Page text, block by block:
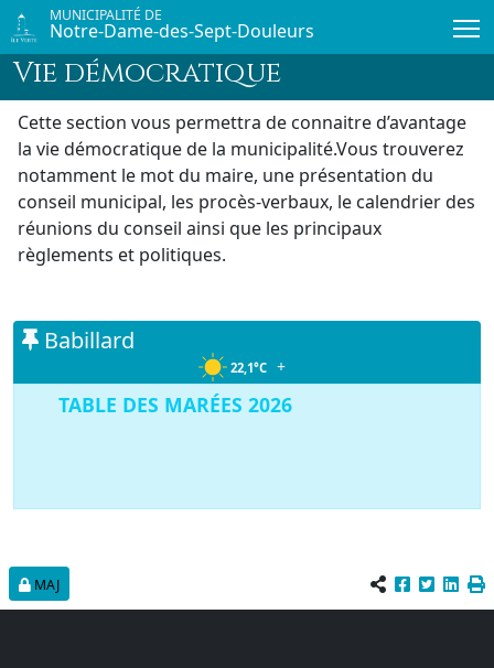
Passer au contenu principal
MUNICIPALITÉ DE
Notre-Dame-des-Sept-Douleurs
Vie démocratique
Cette section vous permettra de connaitre d’avantage
la vie démocratique de la municipalité.Vous trouverez
notamment le mot du maire, une présentation du
conseil municipal, les procès-verbaux, le calendrier des
réunions du conseil ainsi que les principaux
règlements et politiques.
Babillard
22,1°C +
TABLE DES MARÉES 2026
MAJ